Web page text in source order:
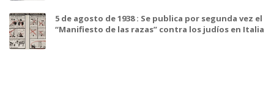
5 de agosto de 1938 : Se publica por segunda vez el
“Manifiesto de las razas” contra los judíos en Italia